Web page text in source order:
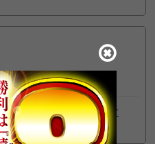
１６８台続きを読む